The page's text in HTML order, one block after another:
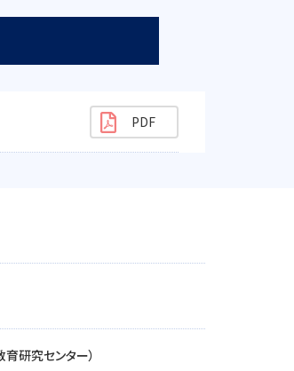
研究センター）